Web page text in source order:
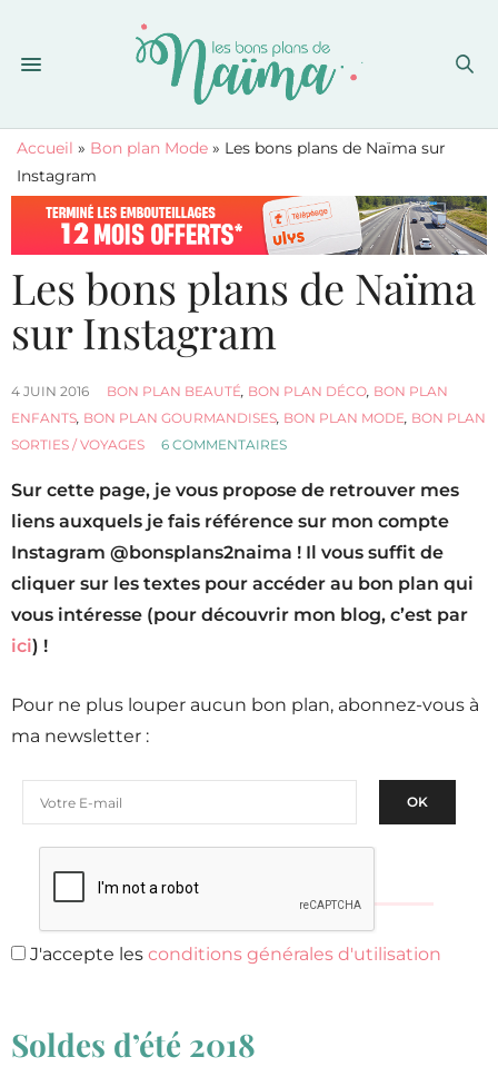
Accueil » Bon plan Mode » Les bons plans de Naïma sur
Instagram
Les bons plans de Naïma
sur Instagram
4 JUIN 2016 BON PLAN BEAUTÉ, BON PLAN DÉCO, BON PLAN
ENFANTS, BON PLAN GOURMANDISES, BON PLAN MODE, BON PLAN
SORTIES / VOYAGES
6 COMMENTAIRES
Sur cette page, je vous propose de retrouver mes
liens auxquels je fais référence sur mon compte
Instagram @bonsplans2naima ! Il vous suffit de
cliquer sur les textes pour accéder au bon plan qui
vous intéresse (pour découvrir mon blog, c’est par
ici) !
Pour ne plus louper aucun bon plan, abonnez-vous à
ma newsletter :
J'accepte les conditions générales d'utilisation
Soldes d’été 2018